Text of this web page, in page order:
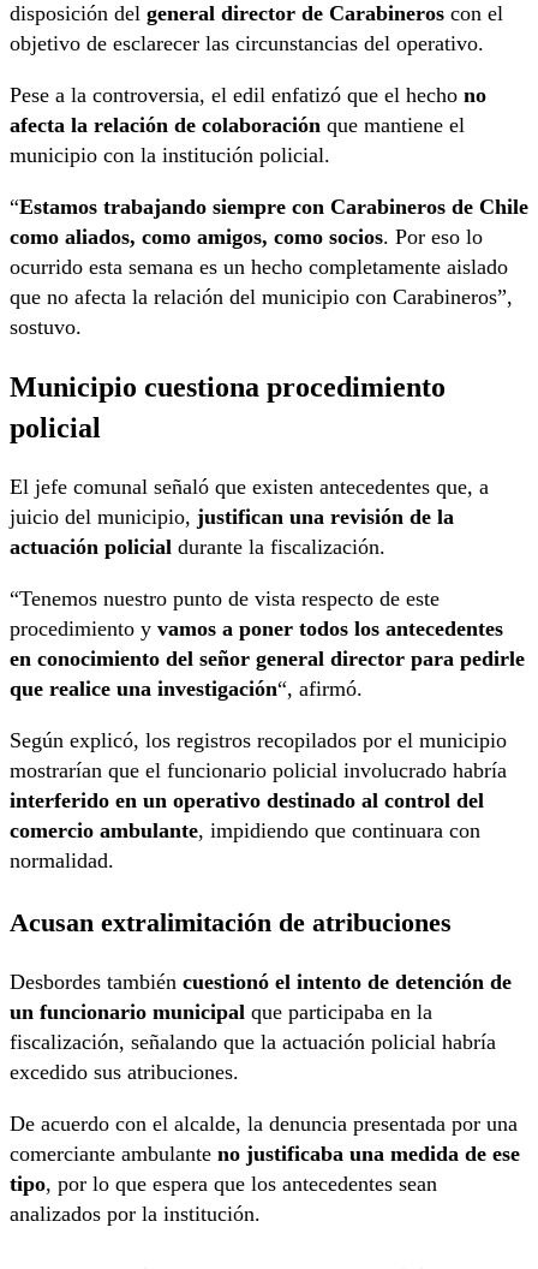
disposición del general director de Carabineros con el
objetivo de esclarecer las circunstancias del operativo.
Pese a la controversia, el edil enfatizó que el hecho no
afecta la relación de colaboración que mantiene el
municipio con la institución policial.
“Estamos trabajando siempre con Carabineros de Chile
como aliados, como amigos, como socios. Por eso lo
ocurrido esta semana es un hecho completamente aislado
que no afecta la relación del municipio con Carabineros”,
sostuvo.
Municipio cuestiona procedimiento
policial
El jefe comunal señaló que existen antecedentes que, a
juicio del municipio, justifican una revisión de la
actuación policial durante la fiscalización.
“Tenemos nuestro punto de vista respecto de este
procedimiento y vamos a poner todos los antecedentes
en conocimiento del señor general director para pedirle
que realice una investigación“, afirmó.
Según explicó, los registros recopilados por el municipio
mostrarían que el funcionario policial involucrado habría
interferido en un operativo destinado al control del
comercio ambulante, impidiendo que continuara con
normalidad.
Acusan extralimitación de atribuciones
Desbordes también cuestionó el intento de detención de
un funcionario municipal que participaba en la
fiscalización, señalando que la actuación policial habría
excedido sus atribuciones.
De acuerdo con el alcalde, la denuncia presentada por una
comerciante ambulante no justificaba una medida de ese
tipo, por lo que espera que los antecedentes sean
analizados por la institución.